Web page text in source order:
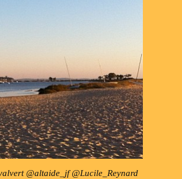
@altaide_jf @Lucile_Reynard